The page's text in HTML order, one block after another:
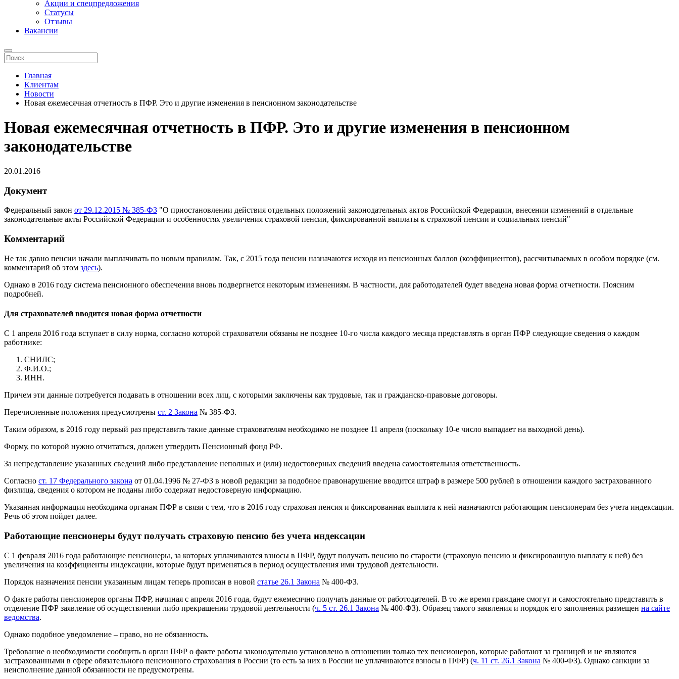
Акции и спецпредложения
Статусы
Отзывы
Вакансии
Главная
Клиентам
Новости
Новая ежемесячная отчетность в ПФР. Это и другие изменения в пенсионном законодательстве
Новая ежемесячная отчетность в ПФР. Это и другие изменения в пенсионном
законодательстве
20.01.2016
Документ
Федеральный закон от 29.12.2015 № 385-ФЗ "О приостановлении действия отдельных положений законодательных актов Российской Федерации, внесении изменений в отдельные
законодательные акты Российской Федерации и особенностях увеличения страховой пенсии, фиксированной выплаты к страховой пенсии и социальных пенсий"
Комментарий
Не так давно пенсии начали выплачивать по новым правилам. Так, с 2015 года пенсии назначаются исходя из пенсионных баллов (коэффициентов), рассчитываемых в особом порядке (см.
комментарий об этом здесь).
Однако в 2016 году система пенсионного обеспечения вновь подвергнется некоторым изменениям. В частности, для работодателей будет введена новая форма отчетности. Поясним
подробней.
Для страхователей вводится новая форма отчетности
С 1 апреля 2016 года вступает в силу норма, согласно которой страхователи обязаны не позднее 10-го числа каждого месяца представлять в орган ПФР следующие сведения о каждом
работнике:
СНИЛС;
Ф.И.О.;
ИНН.
Причем эти данные потребуется подавать в отношении всех лиц, с которыми заключены как трудовые, так и гражданско-правовые договоры.
Перечисленные положения предусмотрены ст. 2 Закона № 385-ФЗ.
Таким образом, в 2016 году первый раз представить такие данные страхователям необходимо не позднее 11 апреля (поскольку 10-е число выпадает на выходной день).
Форму, по которой нужно отчитаться, должен утвердить Пенсионный фонд РФ.
За непредставление указанных сведений либо представление неполных и (или) недостоверных сведений введена самостоятельная ответственность.
Согласно ст. 17 Федерального закона от 01.04.1996 № 27-ФЗ в новой редакции за подобное правонарушение вводится штраф в размере 500 рублей в отношении каждого застрахованного
физлица, сведения о котором не поданы либо содержат недостоверную информацию.
Указанная информация необходима органам ПФР в связи с тем, что в 2016 году страховая пенсия и фиксированная выплата к ней назначаются работающим пенсионерам без учета индексации.
Речь об этом пойдет далее.
Работающие пенсионеры будут получать страховую пенсию без учета индексации
С 1 февраля 2016 года работающие пенсионеры, за которых уплачиваются взносы в ПФР, будут получать пенсию по старости (страховую пенсию и фиксированную выплату к ней) без
увеличения на коэффициенты индексации, которые будут применяться в период осуществления ими трудовой деятельности.
Порядок назначения пенсии указанным лицам теперь прописан в новой статье 26.1 Закона № 400-ФЗ.
О факте работы пенсионеров органы ПФР, начиная с апреля 2016 года, будут ежемесячно получать данные от работодателей. В то же время граждане смогут и самостоятельно представить в
отделение ПФР заявление об осуществлении либо прекращении трудовой деятельности (ч. 5 ст. 26.1 Закона № 400-ФЗ). Образец такого заявления и порядок его заполнения размещен на сайте
ведомства.
Однако подобное уведомление – право, но не обязанность.
Требование о необходимости сообщить в орган ПФР о факте работы законодательно установлено в отношении только тех пенсионеров, которые работают за границей и не являются
застрахованными в сфере обязательного пенсионного страхования в России (то есть за них в России не уплачиваются взносы в ПФР) (ч. 11 ст. 26.1 Закона № 400-ФЗ). Однако санкции за
неисполнение данной обязанности не предусмотрены.